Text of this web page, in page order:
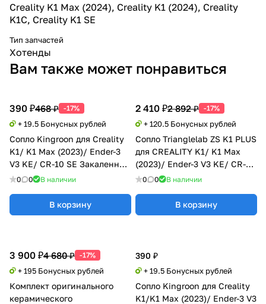
Creality K1 Max (2024), Creality K1 (2024), Creality
K1C, Creality K1 SE
Тип запчастей
Хотенды
Вам также может понравиться
390 ₽468 ₽ -17%
+ 19.5 Бонусных рублей
Сопло Kingroon для Creality
K1/ K1 Max (2023)/ Ender-3
V3 KE/ CR-10 SE Закаленная
сталь
0 0 В наличии
В корзину
2 410 ₽2 892 ₽ -17%
+ 120.5 Бонусных рублей
Сопло Trianglelab ZS K1 PLUS
для CREALITY K1/ K1 Max
(2023)/ Ender-3 V3 KE/ CR-10
SE
0 0 В наличии
В корзину
390 ₽
+ 19.5 Бонусных рублей
Сопло Kingroon для Creality
K1/K1 Max (2023)/ Ender-3 V3
3 900 ₽4 680 ₽ -17%
+ 195 Бонусных рублей
Комплект оригинального
керамического